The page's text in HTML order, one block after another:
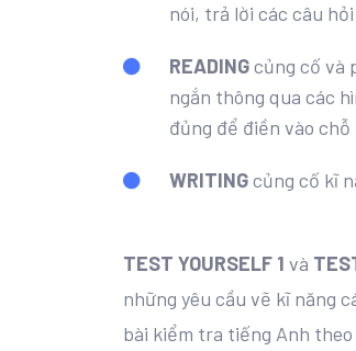
nói, trả lời các câu
READINGcủng cố và
ngắn thông qua các
đủng để điền vào
WRITINGcủng cố kĩ
TEST YOURSELF 1 và
những yêu cầu vẽ kĩ năng
bài kiểm tra tiếng Anh